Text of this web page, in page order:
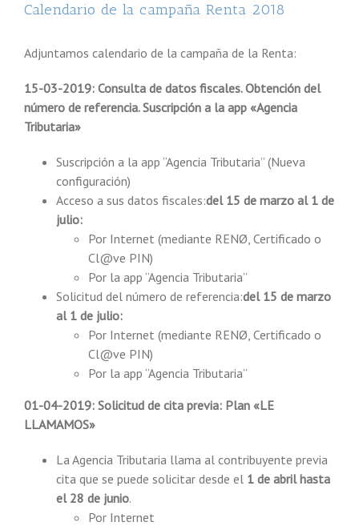
Calendario de la campaña Renta 2018
Adjuntamos calendario de la campaña de la Renta:
15-03-2019: Consulta de datos fiscales. Obtención del
número de referencia. Suscripción a la app «Agencia
Tributaria»
Suscripción a la app “Agencia Tributaria” (Nueva
configuración)
Acceso a sus datos fiscales:del 15 de marzo al 1 de
julio:
Por Internet (mediante RENØ, Certificado o
Cl@ve PIN)
Por la app “Agencia Tributaria”
Solicitud del número de referencia:del 15 de marzo
al 1 de julio:
Por Internet (mediante RENØ, Certificado o
Cl@ve PIN)
Por la app “Agencia Tributaria”
01-04-2019: Solicitud de cita previa: Plan «LE
LLAMAMOS»
La Agencia Tributaria llama al contribuyente previa
cita que se puede solicitar desde el 1 de abril hasta
el 28 de junio.
Por Internet